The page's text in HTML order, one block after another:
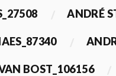
ANDRÉ
BOST_106156